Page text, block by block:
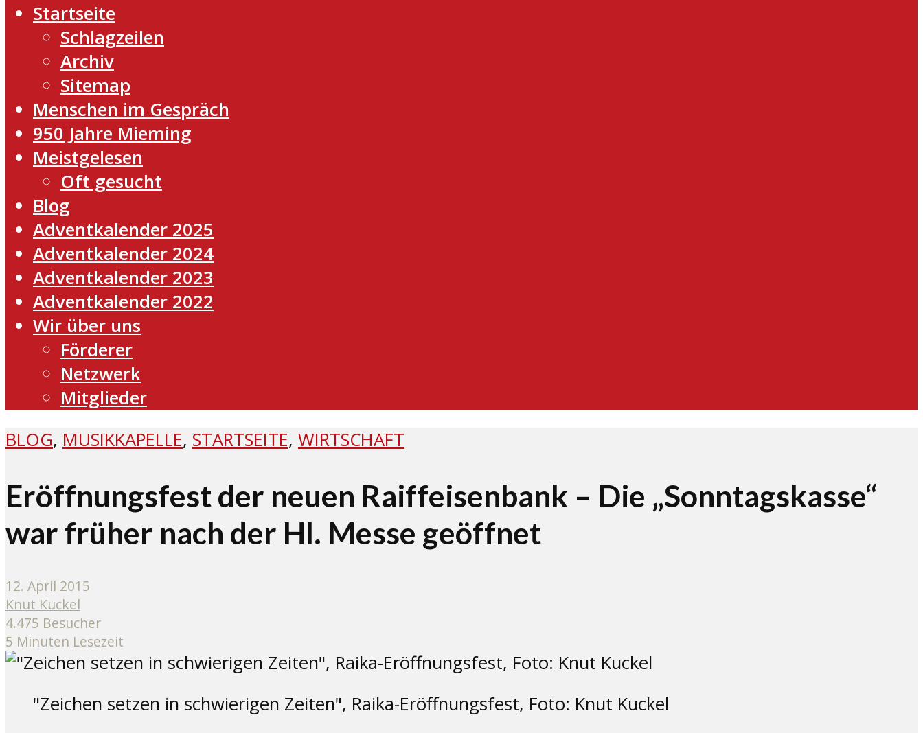
Startseite
Schlagzeilen
Archiv
Sitemap
Menschen im Gespräch
950 Jahre Mieming
Meistgelesen
Oft gesucht
Blog
Adventkalender 2025
Adventkalender 2024
Adventkalender 2023
Adventkalender 2022
Wir über uns
Förderer
Netzwerk
Mitglieder
BLOG, MUSIKKAPELLE, STARTSEITE, WIRTSCHAFT
Eröffnungsfest der neuen Raiffeisenbank – Die „Sonntagskasse“
war früher nach der Hl. Messe geöffnet
12. April 2015
Knut Kuckel
4.475 Besucher
5 Minuten Lesezeit
"Zeichen setzen in schwierigen Zeiten", Raika-Eröffnungsfest, Foto: Knut Kuckel